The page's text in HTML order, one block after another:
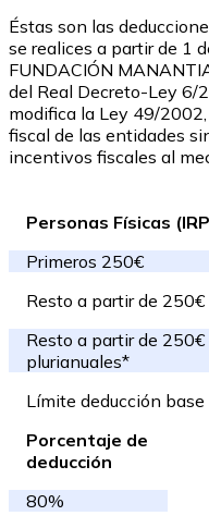
Éstas son las
se realices a partir de 1
FUNDACIÓN
del Real Decreto-Ley 6/
modifica la Ley 49/
fiscal de las entidades
incentivos fiscales al
Personas Físicas
Primeros 250€
Resto a partir de 250€
Resto a partir de
plurianuales*
Límite deducción
Porcentaje de
deducción
80%